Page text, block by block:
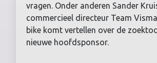
vragen. Onder anderen Sander
commercieel directeur Team
bike komt vertellen over de
nieuwe hoofdsponsor.